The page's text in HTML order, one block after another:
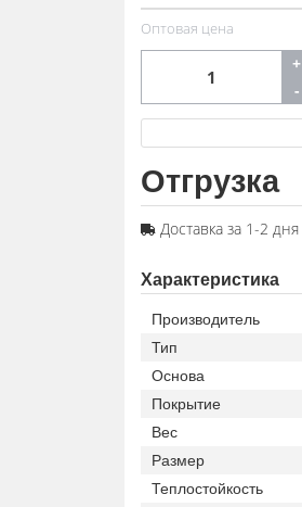
Оптовая цена
+
-
Отгрузка
Доставка за 1-2 дня
Характеристика
Производитель
Тип
Основа
Покрытие
Вес
Размер
Теплостойкость